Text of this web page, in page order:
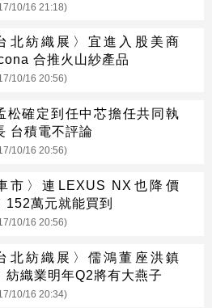
10/16 21:18)
北紡織展〉宜進入股美商
合推火山紗產品
10/16 20:56)
松確定到任中芯擔任共同執
台積電不評論
10/16 20:56)
市〉連LEXUS NX也降價
152萬元就能買到
10/16 20:56)
北紡織展〉儒鴻董座洪鎮
紡織業明年Q2將有大燕子
10/16 20:34)